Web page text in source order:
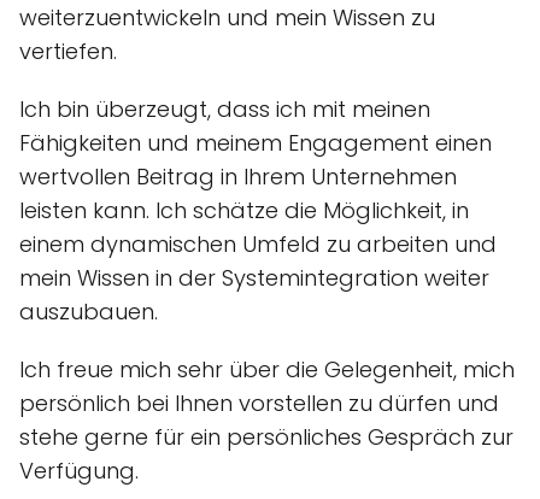
weiterzuentwickeln und mein Wissen zu
vertiefen.
Ich bin überzeugt, dass ich mit meinen
Fähigkeiten und meinem Engagement einen
wertvollen Beitrag in Ihrem Unternehmen
leisten kann. Ich schätze die Möglichkeit, in
einem dynamischen Umfeld zu arbeiten und
mein Wissen in der Systemintegration weiter
auszubauen.
Ich freue mich sehr über die Gelegenheit, mich
persönlich bei Ihnen vorstellen zu dürfen und
stehe gerne für ein persönliches Gespräch zur
Verfügung.